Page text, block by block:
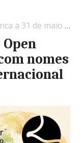
do ténis internacional
nomes